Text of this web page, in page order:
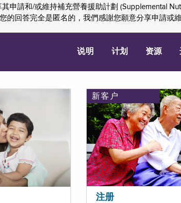
申請和/或維持補充營養援助計劃 (Supplemental
您的回答完全是匿名的，我們感謝您願意分享申請
说明 计划 资源
新客户
注册